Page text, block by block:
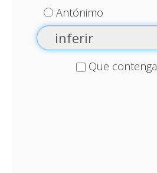
Antónimo
Que contenga